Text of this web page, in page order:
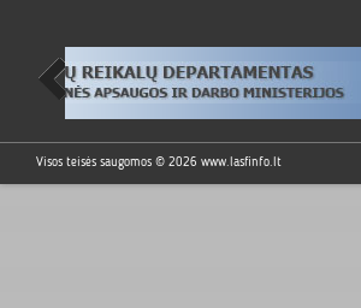
Visos teisės saugomos © 2026 www.lasfinfo.lt